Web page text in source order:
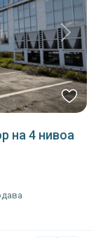
Next
на 4 нивоа